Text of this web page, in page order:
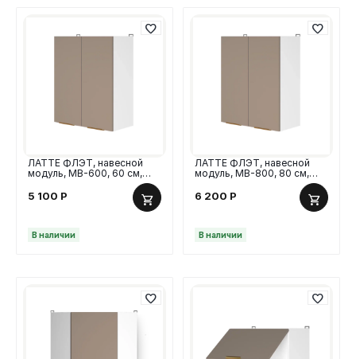
ЛАТТЕ ФЛЭТ, навесной
модуль, МВ-600, 60 см,
5 100 Р
В наличии
ЛАТТЕ ФЛЭТ, навесной
модуль, МВ-800, 80 см,
6 200 Р
В наличии